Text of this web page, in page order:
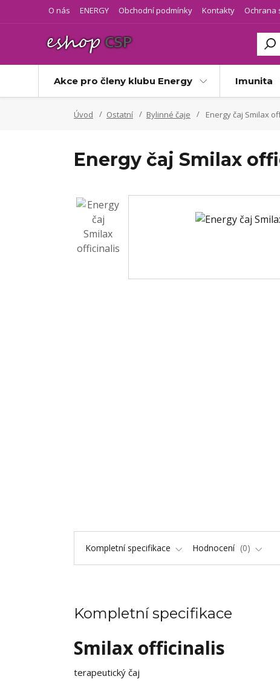
O nás ENERGY Obchodní podmínky Kontakty Ochrana
Akce pro členy klubu Energy Imunita
Úvod Ostatní Bylinné čaje Energy čaj Smilax
Energy čaj Smilax
Kompletní specifikace Hodnocení 0
Kompletní specifikace
Smilax officinalis
terapeutický čaj